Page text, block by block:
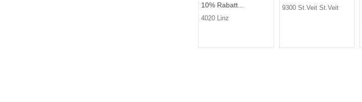
10% Rabatt...
4020 Linz
9300 St.Veit St.Veit